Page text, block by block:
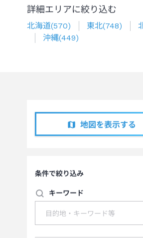
詳細エリアに絞り込む
北海道(570) 東北(748)
沖縄(449)
地図を表示する
条件で絞り込み
キーワード